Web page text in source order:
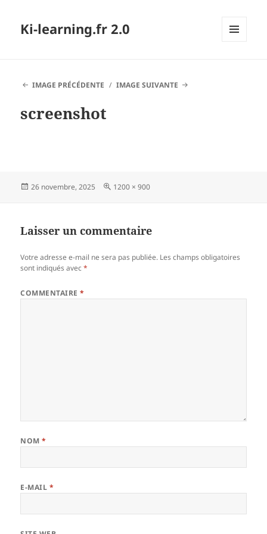
Ki-learning.fr 2.0
IMAGE PRÉCÉDENTE
IMAGE SUIVANTE
screenshot
Publié
26 novembre, 2025
Taille
1200 × 900
Laisser un commentaire
Votre adresse e-mail ne sera pas publiée. Les champs obligatoires
sont indiqués avec*
COMMENTAIRE*
NOM*
E-MAIL *